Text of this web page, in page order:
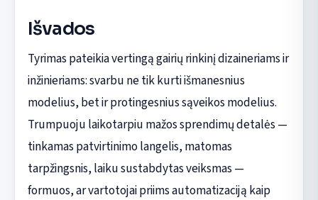
Išvados
Tyrimas pateikia vertingą gairių rinkinį dizaineriams ir
inžinieriams: svarbu ne tik kurti išmanesnius
modelius, bet ir protingesnius sąveikos modelius.
Trumpuoju laikotarpiu mažos sprendimų detalės —
tinkamas patvirtinimo langelis, matomas
tarpžingsnis, laiku sustabdytas veiksmas —
formuos, ar vartotojai priims automatizaciją kaip